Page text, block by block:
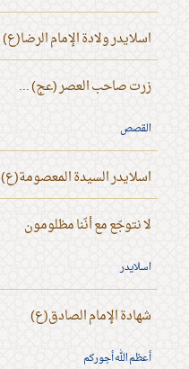
اسلايدر ولادة الإمام الرضا(ع)
زرت صاحب العصر (عج) ...
القصص
اسلايدر السيدة المعصومة(ع)
لا نتوجّع مع أنّنا مظلومون
اسلايدر
شهادة الإمام الصادق(ع)
أعظم الله أجوركم